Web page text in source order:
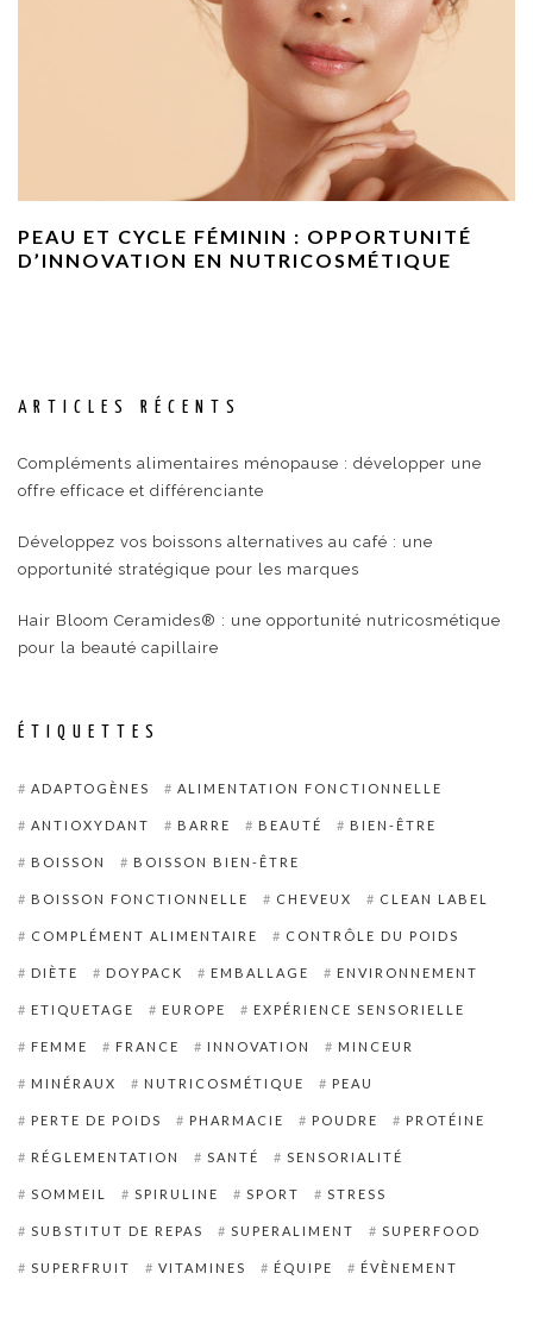
PEAU ET CYCLE FÉMININ : OPPORTUNITÉ
D’INNOVATION EN NUTRICOSMÉTIQUE
ARTICLES RÉCENTS
Compléments alimentaires ménopause : développer une
offre efficace et différenciante
Développez vos boissons alternatives au café : une
opportunité stratégique pour les marques
Hair Bloom Ceramides® : une opportunité nutricosmétique
pour la beauté capillaire
ÉTIQUETTES
ADAPTOGÈNES ALIMENTATION FONCTIONNELLE
ANTIOXYDANT BARRE BEAUTÉ BIEN-ÊTRE
BOISSON BOISSON BIEN-ÊTRE
BOISSON FONCTIONNELLE CHEVEUX CLEAN LABEL
COMPLÉMENT ALIMENTAIRE CONTRÔLE DU POIDS
DIÈTE DOYPACK EMBALLAGE ENVIRONNEMENT
ETIQUETAGE EUROPE EXPÉRIENCE SENSORIELLE
FEMME FRANCE INNOVATION MINCEUR
MINÉRAUX NUTRICOSMÉTIQUE PEAU
PERTE DE POIDS PHARMACIE POUDRE PROTÉINE
RÉGLEMENTATION SANTÉ SENSORIALITÉ
SOMMEIL SPIRULINE SPORT STRESS
SUBSTITUT DE REPAS SUPERALIMENT SUPERFOOD
SUPERFRUIT VITAMINES ÉQUIPE ÉVÈNEMENT